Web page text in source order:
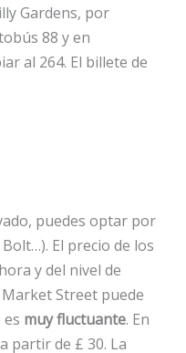
Gardens, por
88 y en
al 264. El billete de
puedes optar por
El precio de los
y del nivel de
Street puede
muy fluctuante. En
partir de £ 30. La